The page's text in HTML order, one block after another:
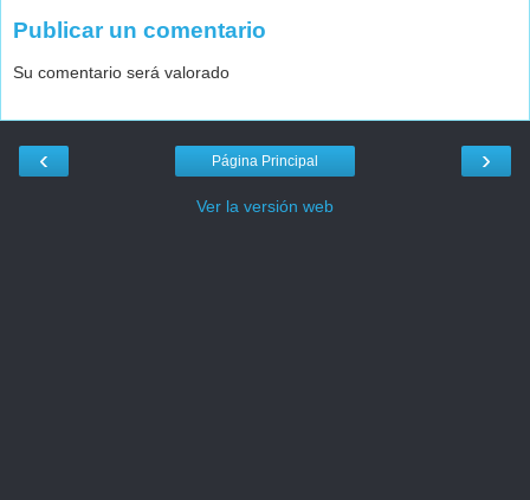
Publicar un comentario
Su comentario será valorado
‹ ›
Página Principal
Ver la versión web